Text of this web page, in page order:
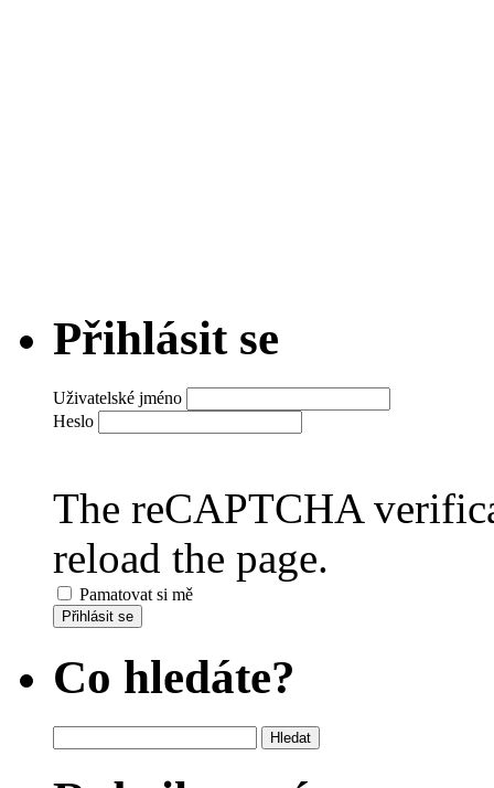
Přihlásit se
Uživatelské jméno
Heslo
The reCAPTCHA
reload the page.
Pamatovat si mě
Přihlásit se
Co hledáte?